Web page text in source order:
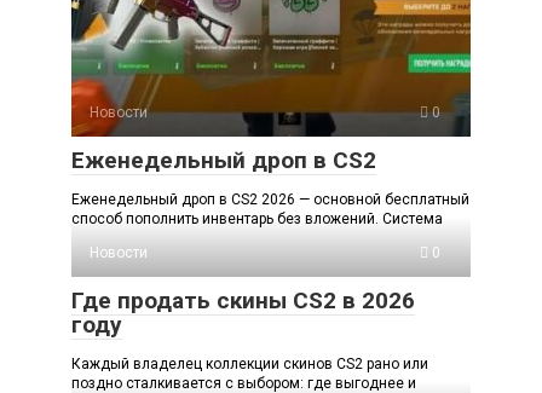
Новости 0
Еженедельный дроп в CS2
Еженедельный дроп в CS2 2026 — основной бесплатный
способ пополнить инвентарь без вложений. Система
Новости
0
Где продать скины CS2 в 2026
году
Каждый владелец коллекции скинов CS2 рано или
поздно сталкивается с выбором: где выгоднее и